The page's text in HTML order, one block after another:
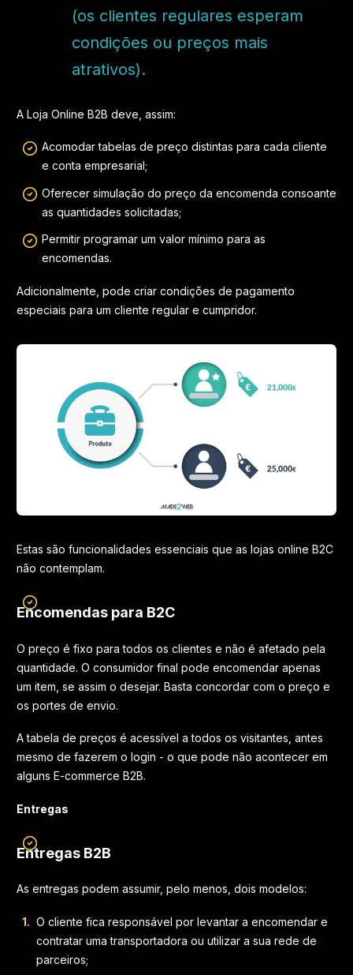
(os clientes regulares esperam
condições ou preços mais
atrativos).
A Loja Online B2B deve, assim:
Acomodar tabelas de preço distintas para cada cliente
e conta empresarial;
Oferecer simulação do preço da encomenda consoante
as quantidades solicitadas;
Permitir programar um valor mínimo para as
encomendas.
Adicionalmente, pode criar condições de pagamento
especiais para um cliente regular e cumpridor.
Estas são funcionalidades essenciais que as lojas online B2C
não contemplam.
Encomendas para B2C
O preço é fixo para todos os clientes e não é afetado pela
quantidade. O consumidor final pode encomendar apenas
um item, se assim o desejar. Basta concordar com o preço e
os portes de envio.
A tabela de preços é acessível a todos os visitantes, antes
mesmo de fazerem o login - o que pode não acontecer em
alguns E-commerce B2B.
Entregas
Entregas B2B
As entregas podem assumir, pelo menos, dois modelos:
O cliente fica responsável por levantar a encomendar e
contratar uma transportadora ou utilizar a sua rede de
parceiros;